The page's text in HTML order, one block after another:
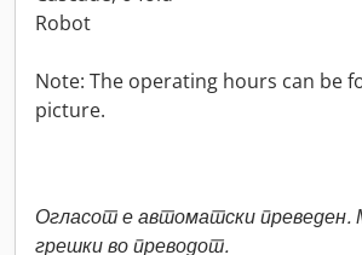
Robot
Note: The operating hours can be
picture.
Огласот е автоматски преведен.
грешки во преводот.